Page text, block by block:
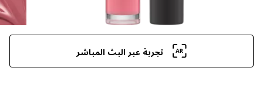
تجربة عبر البث المباشر